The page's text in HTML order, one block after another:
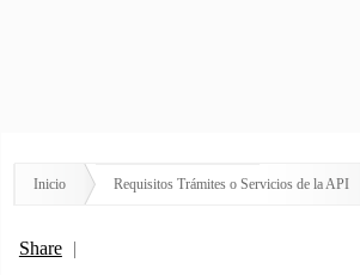
Inicio Requisitos Trámites o Servicios de la API
Share |